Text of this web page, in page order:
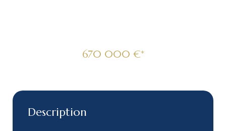
670 000 €*
Description